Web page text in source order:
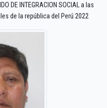
DE INTEGRACION SOCIAL a las
de la república del Perú 2022